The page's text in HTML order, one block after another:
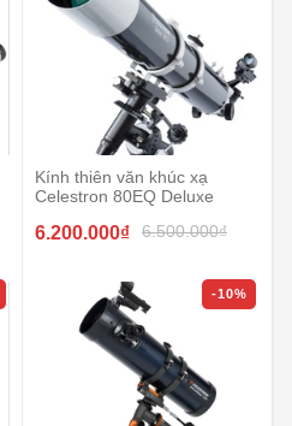
Kính thiên văn khúc xạ
Celestron 80EQ Deluxe
6.200.000₫ 6.500.000₫
-10%